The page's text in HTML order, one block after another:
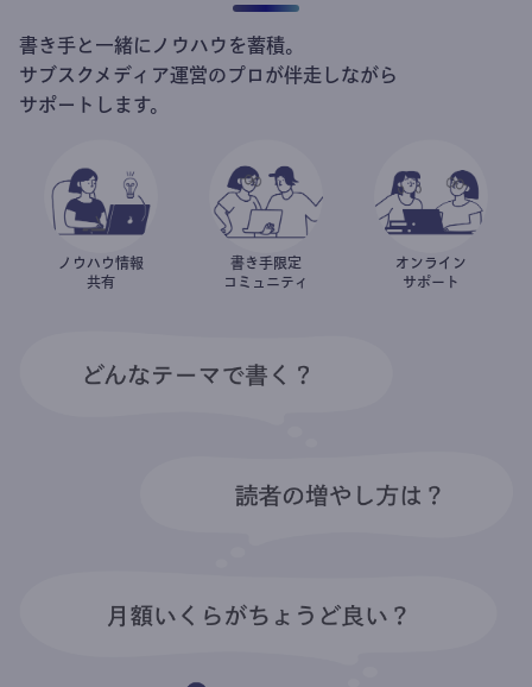
書き手と一緒にノウハウを蓄積。
サブスクメディア運営のプロが伴走しながら
サポートします。
ノウハウ情報
共有
書き手限定
コミュニティ
オンライン
サポート